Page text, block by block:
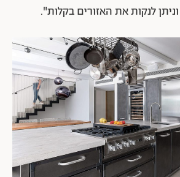
לנקות את האזורים בקלות".